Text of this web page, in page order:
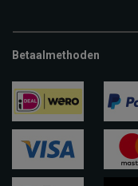
Betaalmethoden
ideal paypal
visa